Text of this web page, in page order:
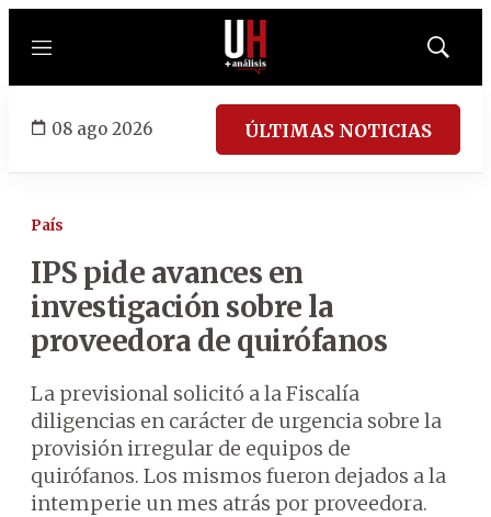
Menú
Mostrar
08 ago 2026 ÚLTIMAS NOTICIAS
País
IPS pide avances en
investigación sobre la
proveedora de quirófanos
La previsional solicitó a la Fiscalía
diligencias en carácter de urgencia sobre la
provisión irregular de equipos de
quirófanos. Los mismos fueron dejados a la
intemperie un mes atrás por proveedora.